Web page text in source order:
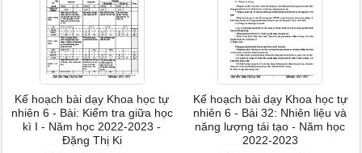
Kế hoạch bài dạy Khoa học tự
nhiên 6 - Bài: Kiểm tra giữa học
kì I - Năm học 2022-2023 -
Đặng Thị Ki
Kế hoạch bài dạy Khoa học tự
nhiên 6 - Bài 32: Nhiên liệu và
năng lượng tái tạo - Năm học
2022-2023